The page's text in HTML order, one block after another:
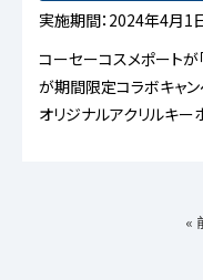
実施期間：2024年4月
コーセーコスメポートが
が期間限定コラボキャ
オリジナルアクリルキー
«